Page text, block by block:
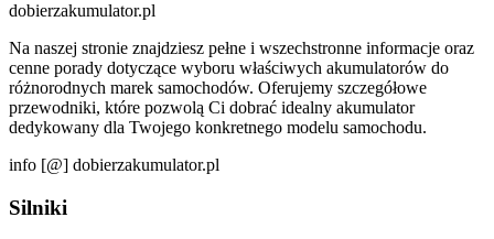
dobierzakumulator.pl
Na naszej stronie znajdziesz pełne i wszechstronne informacje oraz
cenne porady dotyczące wyboru właściwych akumulatorów do
różnorodnych marek samochodów. Oferujemy szczegółowe
przewodniki, które pozwolą Ci dobrać idealny akumulator
dedykowany dla Twojego konkretnego modelu samochodu.
info [@] dobierzakumulator.pl
Silniki